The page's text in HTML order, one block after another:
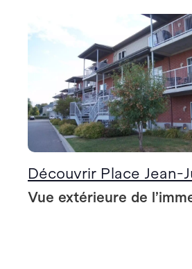
Découvrir Place Jean-
Vue extérieure de